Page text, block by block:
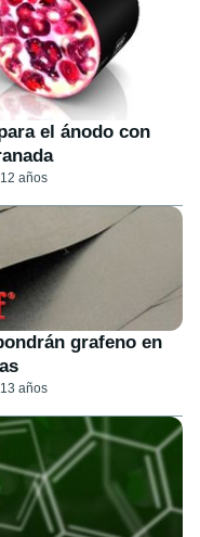
el ánodo con
años
grafeno en
años